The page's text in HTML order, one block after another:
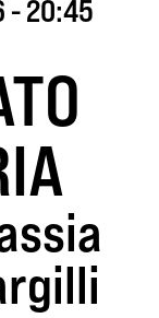
- 20:45